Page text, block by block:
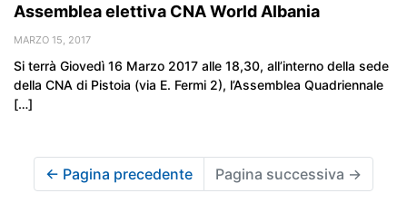
Assemblea elettiva CNA World Albania
MARZO 15, 2017
Si terrà Giovedì 16 Marzo 2017 alle 18,30, all’interno della sede
della CNA di Pistoia (via E. Fermi 2), l’Assemblea Quadriennale
[…]
← Pagina precedente Pagina successiva →